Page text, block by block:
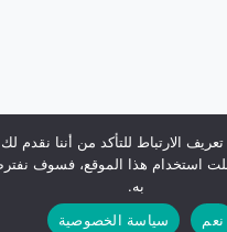
الارتباط للتأكد من أننا نقدم
استخدام هذا الموقع، فسوف
به.
نعم
سياسة الخصوصية